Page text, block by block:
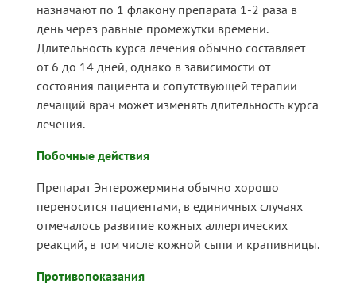
назначают по 1 флакону препарата 1-2 раза в
день через равные промежутки времени.
Длительность курса лечения обычно составляет
от 6 до 14 дней, однако в зависимости от
состояния пациента и сопутствующей терапии
лечащий врач может изменять длительность курса
лечения.
Побочные действия
Препарат Энтерожермина обычно хорошо
переносится пациентами, в единичных случаях
отмечалось развитие кожных аллергических
реакций, в том числе кожной сыпи и крапивницы.
Противопоказания